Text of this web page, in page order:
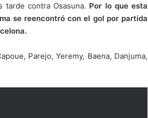
contra Osasuna. Por lo que esta
se reencontró con el gol por partida
Parejo, Yeremy, Baena, Danjuma,